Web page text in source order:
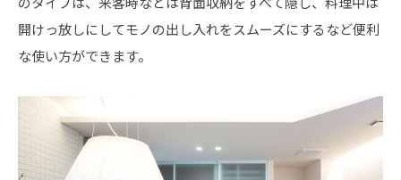
開けっ放しにしてモノの出し入れをスムーズにするなど便利
な使い方ができます。